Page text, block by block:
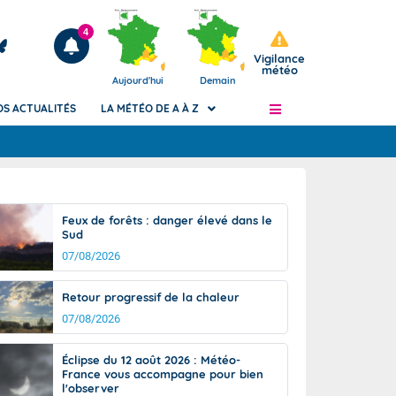
Articles
4
Aujourd'hui Demain
Vigilance
météo
de
Phénomènes dangereux de J+2 à J+7
Avertissement pluies intenses à l'échelle
des communes (Apic)
Bulletins Marine
Bulletins d'estimation du risque
d'avalanche
Météo des forêts
Vigicrues
ACTUALITÉS LA MÉTÉO DE A À Z
Feux de forêts : danger élevé dans le
Sud
07/08/2026
Retour progressif de la chaleur
07/08/2026
Éclipse du 12 août 2026 : Météo-
France vous accompagne pour bien
l'observer